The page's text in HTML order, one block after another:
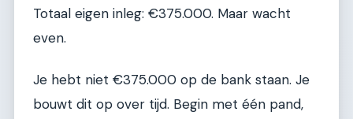
Totaal eigen inleg: €375.000. Maar wacht
even.
Je hebt niet €375.000 op de bank staan. Je
bouwt dit op over tijd. Begin met één pand,